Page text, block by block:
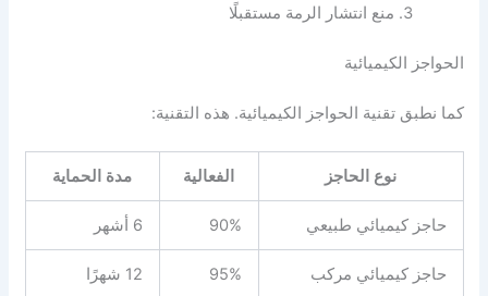
منع انتشار الرمة مستقبلًا
الحواجز الكيميائية
كما نطبق تقنية الحواجز الكيميائية. هذه التقنية:
نوع الحاجز الفعالية مدة الحماية
حاجز كيميائي طبيعي 90% 6 أشهر
حاجز كيميائي مركب 95% 12 شهرًا